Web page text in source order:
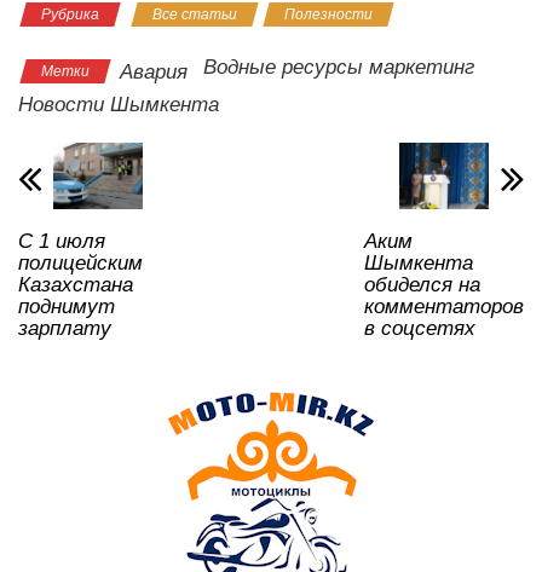
at
s
A
p
p
c
e
b
o
o
k
tt
er
n
o
e
gr
.R
u
а
и
ть
Рубрика Все статьи Полезности
Метки Авария
Водные ресурсы маркетинг
Новости Шымкента
С 1 июля
полицейским
Казахстана
поднимут
зарплату
Аким
Шымкента
обиделся на
комментаторов
в соцсетях